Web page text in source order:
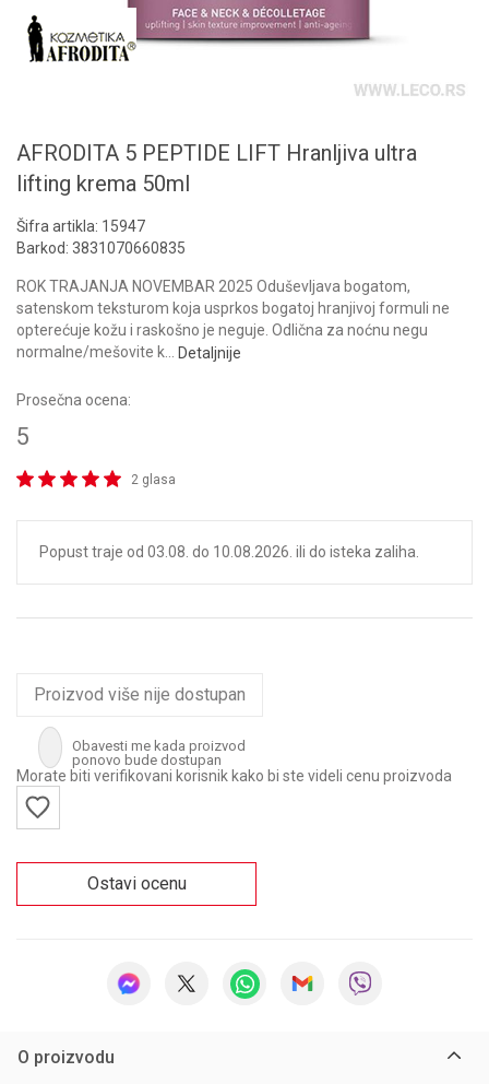
AFRODITA 5 PEPTIDE LIFT Hranljiva ultra
lifting krema 50ml
Šifra artikla: 15947
Barkod: 3831070660835
ROK TRAJANJA NOVEMBAR 2025 Oduševljava bogatom,
satenskom teksturom koja usprkos bogatoj hranjivoj formuli ne
opterećuje kožu i raskošno je neguje. Odlična za noćnu negu
normalne/mešovite k
Detaljnije
Prosečna ocena:
5
2 glasa
Popust traje od 03.08. do 10.08.2026. ili do isteka zaliha.
Proizvod više nije dostupan
Obavesti me kada proizvod
ponovo bude dostupan
Morate biti verifikovani korisnik kako bi ste videli cenu proizvoda
Ostavi ocenu
O proizvodu